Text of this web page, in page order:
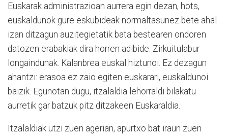
Euskarak administrazioan aurrera egin dezan, hots,
euskaldunok gure eskubideak normaltasunez bete ahal
izan ditzagun auzitegietatik bata bestearen ondoren
datozen erabakiak dira horren adibide. Zirkuitulabur
longaindunak. Kalanbrea euskal hiztunoi. Ez dezagun
ahantzi: erasoa ez zaio egiten euskarari, euskaldunoi
baizik. Egunotan dugu, itzalaldia lehorraldi bilakatu
aurretik gar batzuk pitz ditzakeen Euskaraldia.
Itzalaldiak utzi zuen agerian, apurtxo bat iraun zuen